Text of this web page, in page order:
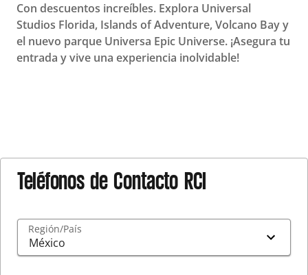
Con descuentos increíbles. Explora Universal
Studios Florida, Islands of Adventure, Volcano Bay y
el nuevo parque Universa Epic Universe. ¡Asegura tu
entrada y vive una experiencia inolvidable!
Teléfonos de Contacto RCI
Región/País